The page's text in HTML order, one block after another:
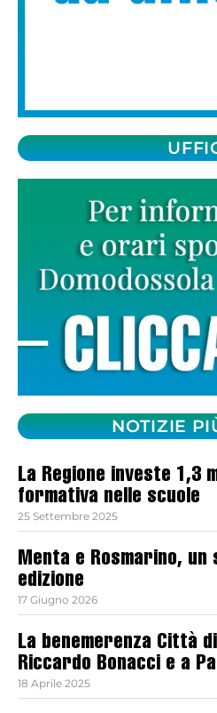
NOTIZIE
La Regione investe 1,3
formativa nelle scuole
25 Settembre 2025
Menta e Rosmarino, un
edizione
17 Giugno 2026
La benemerenza Città
Riccardo Bonacci e a
18 Aprile 2025